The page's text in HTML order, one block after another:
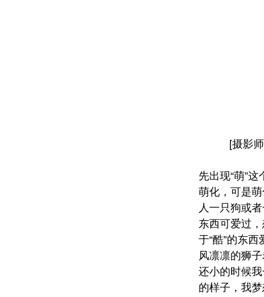
[摄影
先出现“萌”
萌化，可是
人一只狗或
东西可爱过
于“酷”的东
风凛凛的狮
还小的时候
的样子，我